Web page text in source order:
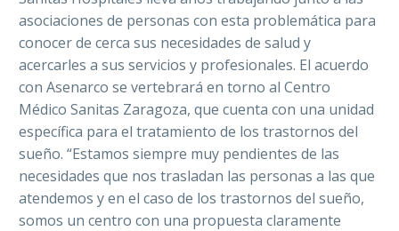
asociaciones de personas con esta problemática para
conocer de cerca sus necesidades de salud y
acercarles a sus servicios y profesionales. El acuerdo
con Asenarco se vertebrará en torno al Centro
Médico Sanitas Zaragoza, que cuenta con una unidad
específica para el tratamiento de los trastornos del
sueño. “Estamos siempre muy pendientes de las
necesidades que nos trasladan las personas a las que
atendemos y en el caso de los trastornos del sueño,
somos un centro con una propuesta claramente